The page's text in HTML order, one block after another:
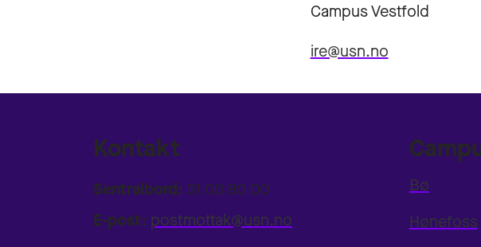
Campus Vestfold
ire@usn.no
Kontakt
Sentralbord: 31 00 80 00
E-post: postmottak@usn.no
Bø
Hønefoss